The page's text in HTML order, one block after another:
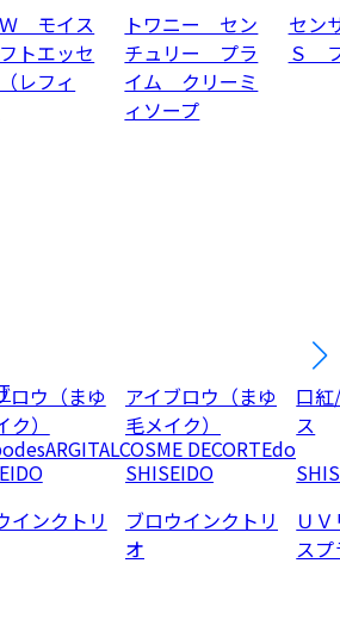
ロウ（まゆ
）
インクトリ
アイブロウ（まゆ
毛メイク）
SHISEIDO
ブロウインクトリ
オ
口
ス
Ｕ
ス
モイス
トエッセ
レフィ
トワニー セン
チュリー プラ
イム クリーミ
ィソープ
セン
Ｓ
ARGITALCOSME DECORTEdo